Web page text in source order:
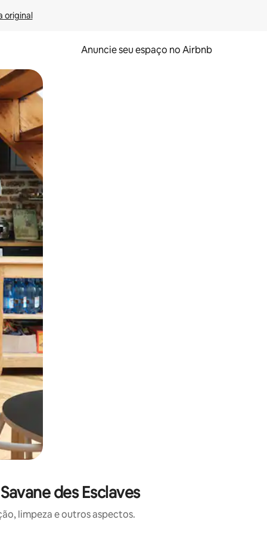
original
Anuncie seu espaço no Airbnb
o dedo na tela.
des Esclaves
limpeza e outros aspectos.